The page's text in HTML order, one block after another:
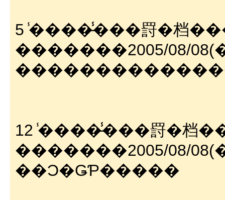
5 ̾����̵̾���罸�档
�������2005/08/
12 ̾����̵̾���罸�档
�������2005/08/
��Ͻ�ǤƤ�����